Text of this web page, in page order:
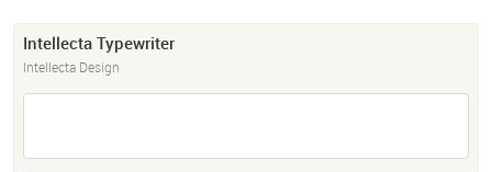
Intellecta Typewriter
Intellecta Design